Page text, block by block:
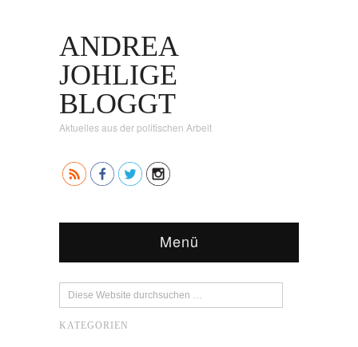
ANDREA
JOHLIGE
BLOGGT
Aktuelles aus der politischen Arbeit
Menü
KATEGORIEN